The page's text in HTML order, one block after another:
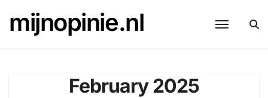
content
mijnopinie.nl
February 2025